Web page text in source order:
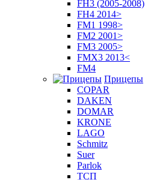
FH3 (2005-2008)
FH4 2014>
FM1 1998>
FM2 2001>
FM3 2005>
FMX3 2013<
FM4
Прицепы
COPAR
DAKEN
DOMAR
KRONE
LAGO
Schmitz
Suer
Parlok
ТСП